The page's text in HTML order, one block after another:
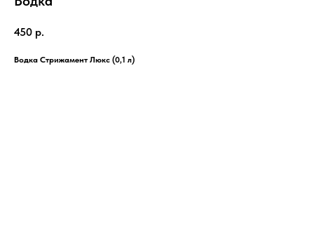
450 р.
Водка Стрижамент Люкс (0,1 л)